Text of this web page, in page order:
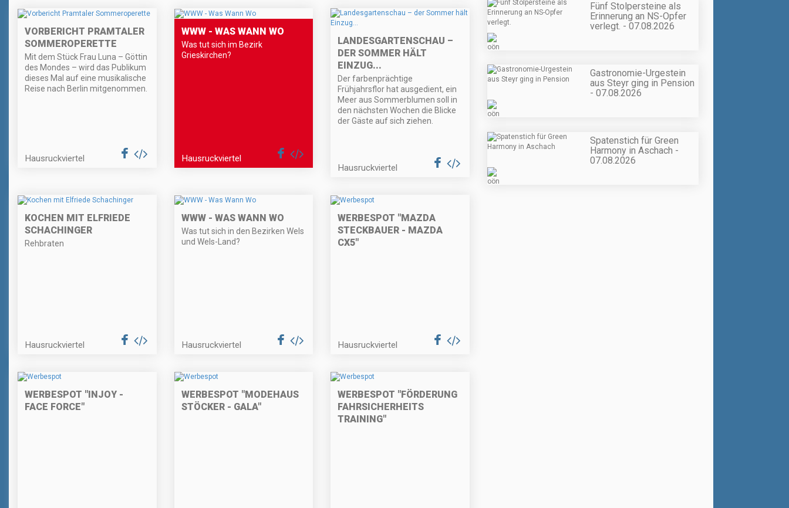
VORBERICHT PRAMTALER
SOMMEROPERETTE
Mit dem Stück Frau Luna – Göttin
des Mondes – wird das Publikum
dieses Mal auf eine musikalische
Reise nach Berlin mitgenommen.
Hausruckviertel
WWW - WAS WANN WO
Was tut sich im Bezirk
Grieskirchen?
Hausruckviertel
LANDESGARTENSCHAU –
DER SOMMER HÄLT
EINZUG...
Der farbenprächtige
Frühjahrsflor hat ausgedient, ein
Meer aus Sommerblumen soll in
den nächsten Wochen die Blicke
der Gäste auf sich ziehen.
Hausruckviertel
KOCHEN MIT ELFRIEDE
SCHACHINGER
Rehbraten
Hausruckviertel
WWW - WAS WANN WO
Was tut sich in den Bezirken Wels
und Wels-Land?
Hausruckviertel
WERBESPOT "MAZDA
STECKBAUER - MAZDA
CX5"
Hausruckviertel
WERBESPOT "INJOY -
FACE FORCE"
WERBESPOT "MODEHAUS
STÖCKER - GALA"
WERBESPOT "FÖRDERUNG
FAHRSICHERHEITS
TRAINING"
Fünf Stolpersteine als
Erinnerung an NS-Opfer
verlegt. - 07.08.2026
Gastronomie-Urgestein
aus Steyr ging in Pension
- 07.08.2026
Spatenstich für Green
Harmony in Aschach -
07.08.2026